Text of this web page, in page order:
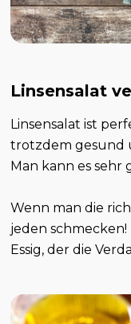
Linsensalat
Linsensalat ist
trotzdem gesund
Man kann es sehr
Wenn man die
jeden
Essig, der die